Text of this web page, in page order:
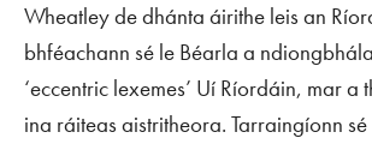
Wheatley de dhánta áirithe leis an
bhféachann sé le Béarla a
‘eccentric lexemes’ Uí Ríordáin, mar a
ina ráiteas aistritheora. Tarraingíonn